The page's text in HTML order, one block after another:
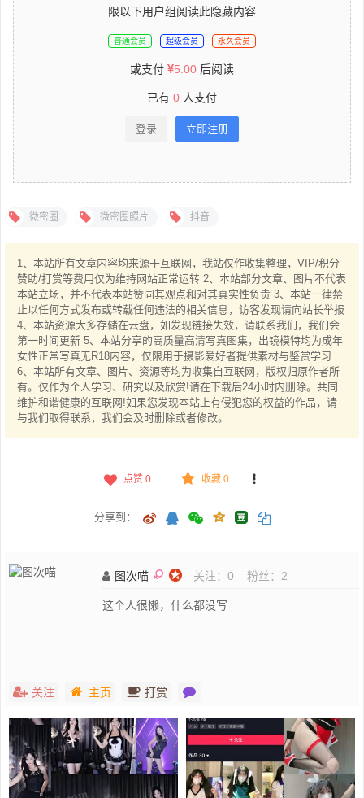
限以下用户组阅读此隐藏内容
普通会员 超级会员 永久会员
或支付 5.00 后阅读
已有 0 人支付
登录 立即注册
微密圈 微密圈照片 抖音
1、本站所有文章内容均来源于互联网，我站仅作收集整理，VIP/积分
赞助/打赏等费用仅为维持网站正常运转 2、本站部分文章、图片不代表
本站立场，并不代表本站赞同其观点和对其真实性负责 3、本站一律禁
止以任何方式发布或转载任何违法的相关信息，访客发现请向站长举报
4、本站资源大多存储在云盘，如发现链接失效，请联系我们，我们会
第一时间更新 5、本站分享的高质量高清写真图集，出镜模特均为成年
女性正常写真无R18内容，仅限用于摄影爱好者提供素材与鉴赏学习
6、本站所有文章、图片、资源等均为收集自互联网，版权归原作者所
有。仅作为个人学习、研究以及欣赏!请在下载后24小时内删除。共同
维护和谐健康的互联网!如果您发现本站上有侵犯您的权益的作品，请
与我们取得联系，我们会及时删除或者修改。
点赞 0 收藏 0
分享到：
图次喵 关注： 0 粉丝： 2
这个人很懒，什么都没写
关注 主页 打赏